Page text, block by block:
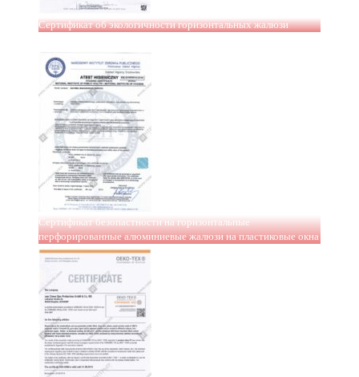
Сертификат об экологичности горизонтальных жалюзи
Сертификат безопастности на горизонтальные
перфорированные алюминиевые жалюзи на пластиковые окна